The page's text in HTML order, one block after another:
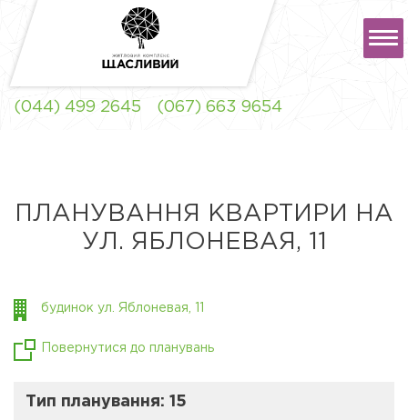
(044) 499 2645 (067) 663 9654
ПЛАНУВАННЯ КВАРТИРИ НА
УЛ. ЯБЛОНЕВАЯ, 11
будинок ул. Яблоневая, 11
Повернутися до планувань
Тип планування: 15